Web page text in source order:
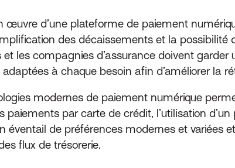
œuvre d’une plateforme de paiement
des décaissements et la
les compagnies d’assurance doivent garder
à chaque besoin afin d’améliorer la
modernes de paiement numérique
paiements par carte de crédit, l’utilisation
éventail de préférences modernes et variées
flux de trésorerie.